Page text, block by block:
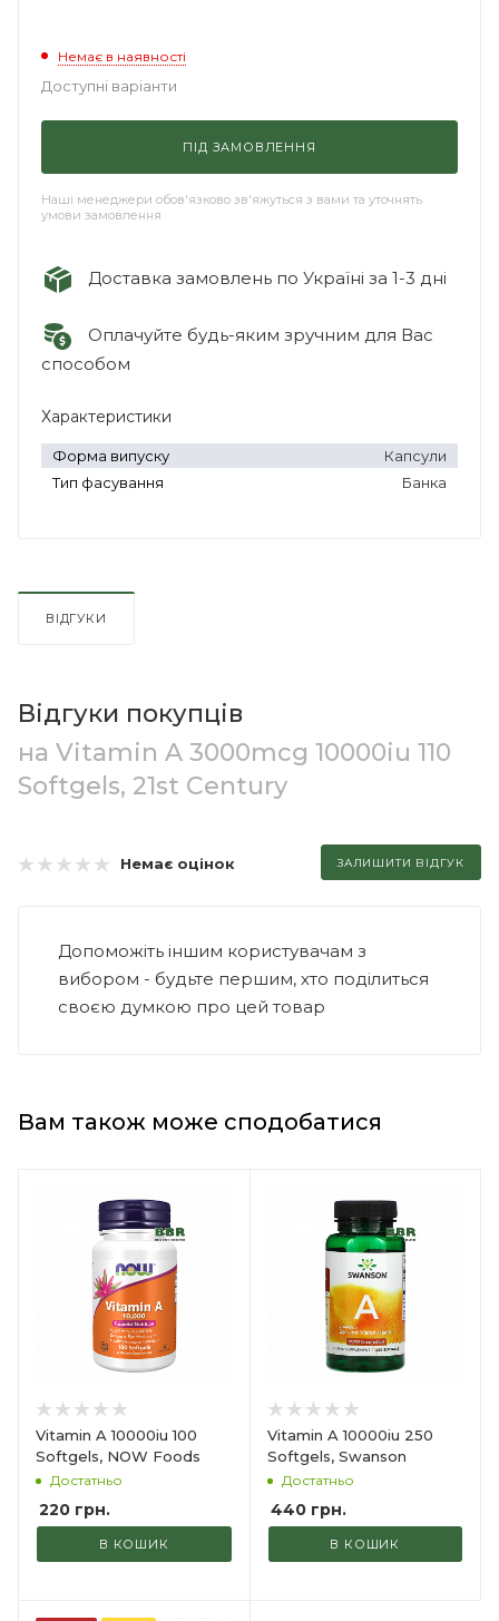
Немає в наявності
Доступні варіанти
ПІД ЗАМОВЛЕННЯ
Наші менеджери обов'язково зв'яжуться з вами та уточнять
умови замовлення
Доставка замовлень по Україні за 1-3 дні
Оплачуйте будь-яким зручним для Вас
способом
Характеристики
Форма випуску
Капсули
Тип фасування
Банка
ВІДГУКИ
Відгуки покупців
на Vitamin A 3000mcg 10000iu 110
Softgels, 21st Century
Немає оцінок ЗАЛИШИТИ ВІДГУК
Допоможіть іншим користувачам з
вибором - будьте першим, хто поділиться
своєю думкою про цей товар
Вам також може сподобатися
Vitamin A 10000iu 100
Softgels, NOW Foods
Достатньо
220 грн.
В КОШИК
Vitamin A 10000iu 250
Softgels, Swanson
Достатньо
440грн.
В КОШИК